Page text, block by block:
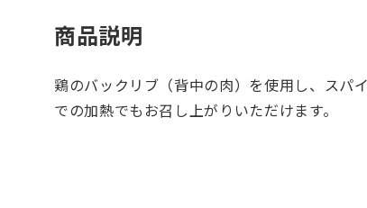
商品説明
鶏のバックリブ（背中の肉）を使用し、スパ
での加熱でもお召し上がりいただけます。